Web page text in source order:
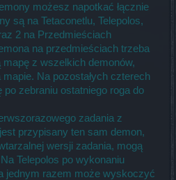
możesz napotkać łącznie
są na Tetaconetlu, Telepolos,
2 na Przedmieściach
na przedmieściach trzeba
z wszelkich demonów,
Na pozostałych czterech
po zebraniu ostatniego roga do
zadania z
przypisany ten sam demon,
wersji zadania, mogą
Telepolos po wykonaniu
jednym razem może wyskoczyć